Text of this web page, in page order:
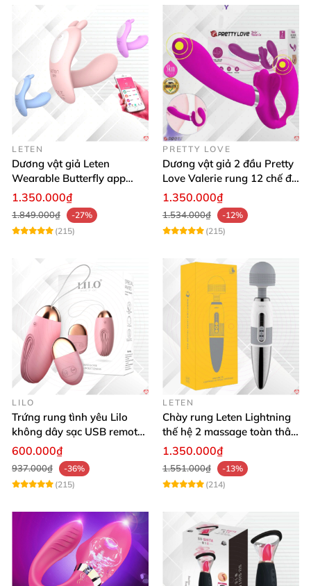
LETEN
Dương vật giả Leten
Wearable Butterfly app
bluetooth rung mạnh đa
1.350.000₫
1.849.000₫
-27%
(215)
PRETTY LOVE
Dương vật giả 2 đầu Pretty
Love Valerie rung 12 chế độ
kích thích les
1.350.000₫
1.534.000₫
-12%
(215)
LILO
Trứng rung tình yêu Lilo
không dây sạc USB remote
điều khiển từ xa
600.000₫
937.000₫
-36%
(215)
LETEN
Chày rung Leten Lightning
thế hệ 2 massage toàn thân
nhiều tần số rung phát
1.350.000₫
1.551.000₫
-13%
(214)